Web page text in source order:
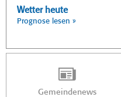
Wetter heute
Prognose lesen »
Gemeindenews